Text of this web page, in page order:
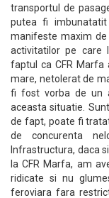
transportul de
putea fi
manifeste maxim
activitatilor pe care
faptul ca CFR
mare, netolerat de
fi fost vorba de un
aceasta situatie.
de fapt, poate fi
de concurenta
Infrastructura, daca
la CFR Marfa, am
ridicate si nu
feroviara fara